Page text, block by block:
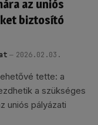
az uniós
biztosító
2026.02.03.
tette: a
a szükséges
uniós pályázati